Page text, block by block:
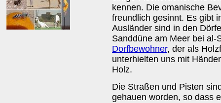
kennen. Die omanische
freundlich gesinnt. Es gibt
Ausländer sind in den
Sanddüne am Meer bei
Dorfbewohner, der als
unterhielten uns mit
Holz.
Die Straßen und Pisten
gehauen worden, so dass